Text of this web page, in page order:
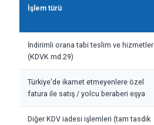
İşlem türü
İndirimli orana tabi teslim ve hizmetler
(KDVK md.29)
Türkiye'de ikamet etmeyenlere özel
fatura ile satış / yolcu beraberi eşya
Diğer KDV iadesi işlemleri (tam tasdik